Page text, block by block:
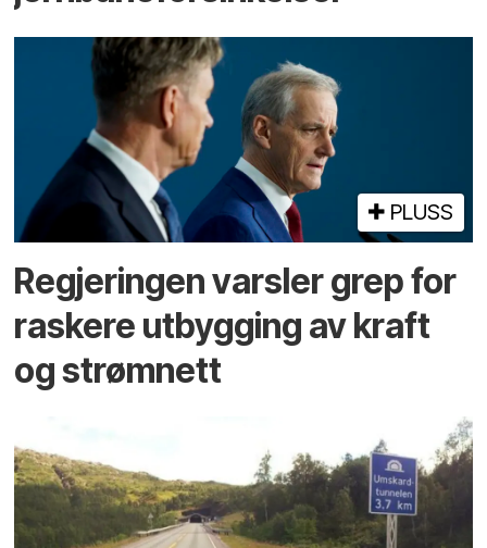
PLUSS
Regjeringen varsler grep for
raskere utbygging av kraft
og strømnett